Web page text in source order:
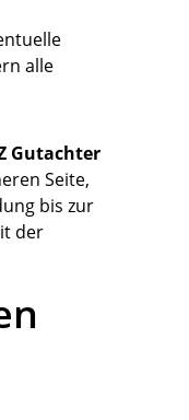
alle
Gutachter
Seite,
bis zur
der